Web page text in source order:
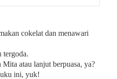
cokelat dan menawari
atau lanjut berpuasa, ya?
ini, yuk!